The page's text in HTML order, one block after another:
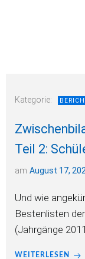
Kategorie:
Teil 2:
am August 17,
Und wie
Bestenlisten
(Jahrgänge
WEITERLESEN